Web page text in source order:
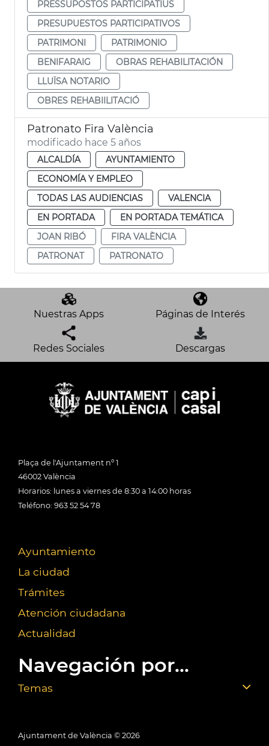
PRESSUPOSTOS PARTICIPATIUS
PRESUPUESTOS PARTICIPATIVOS
PATRIMONI
PATRIMONIO
BENIFARAIG
OBRAS REHABILITACIÓN
LLUÏSA NOTARIO
OBRES REHABIILITACIÓ
Patronato Fira València
modificado hace 5 años
ALCALDÍA
AYUNTAMIENTO
ECONOMÍA Y EMPLEO
TODAS LAS AUDIENCIAS
VALENCIA
EN PORTADA
EN PORTADA TEMÁTICA
JOAN RIBÓ
FIRA VALÈNCIA
PATRONAT
PATRONATO
Nuestras Apps Páginas de Interés
Redes Sociales Descargas
Plaça de l'Ajuntament nº 1
46002 València
Horarios: lunes a viernes de 8:30 a 14:00 horas
Teléfono: 963 52 54 78
Ayuntamiento
La ciudad
Trámites
Atención ciudadana
Actualidad
Navegación por...
Temas
Ajuntament de València © 2026